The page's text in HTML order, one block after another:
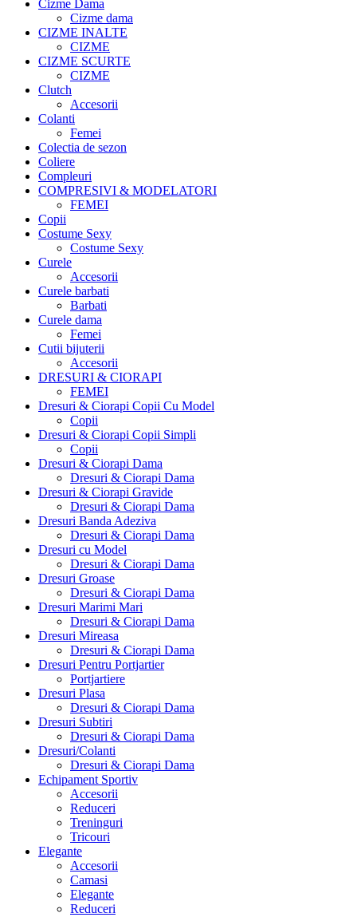
Cizme Dama
Cizme dama
CIZME INALTE
CIZME
CIZME SCURTE
CIZME
Clutch
Accesorii
Colanti
Femei
Colectia de sezon
Coliere
Compleuri
COMPRESIVI & MODELATORI
FEMEI
Copii
Costume Sexy
Costume Sexy
Curele
Accesorii
Curele barbati
Barbati
Curele dama
Femei
Cutii bijuterii
Accesorii
DRESURI & CIORAPI
FEMEI
Dresuri & Ciorapi Copii Cu Model
Copii
Dresuri & Ciorapi Copii Simpli
Copii
Dresuri & Ciorapi Dama
Dresuri & Ciorapi Dama
Dresuri & Ciorapi Gravide
Dresuri & Ciorapi Dama
Dresuri Banda Adeziva
Dresuri & Ciorapi Dama
Dresuri cu Model
Dresuri & Ciorapi Dama
Dresuri Groase
Dresuri & Ciorapi Dama
Dresuri Marimi Mari
Dresuri & Ciorapi Dama
Dresuri Mireasa
Dresuri & Ciorapi Dama
Dresuri Pentru Portjartier
Portjartiere
Dresuri Plasa
Dresuri & Ciorapi Dama
Dresuri Subtiri
Dresuri & Ciorapi Dama
Dresuri/Colanti
Dresuri & Ciorapi Dama
Echipament Sportiv
Accesorii
Reduceri
Treninguri
Tricouri
Elegante
Accesorii
Camasi
Elegante
Reduceri